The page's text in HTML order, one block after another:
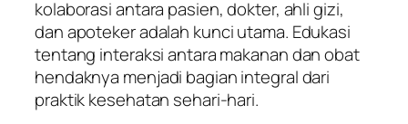
kolaborasi antara pasien, dokter, ahli gizi,
dan apoteker adalah kunci utama. Edukasi
tentang interaksi antara makanan dan obat
hendaknya menjadi bagian integral dari
praktik kesehatan sehari-hari.